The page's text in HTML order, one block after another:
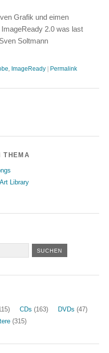
Grafik und eimen
2.0 was last
Soltmann
, ImageReady Permalink
THEMA
Library
CDs (163) DVDs (47)
(315)